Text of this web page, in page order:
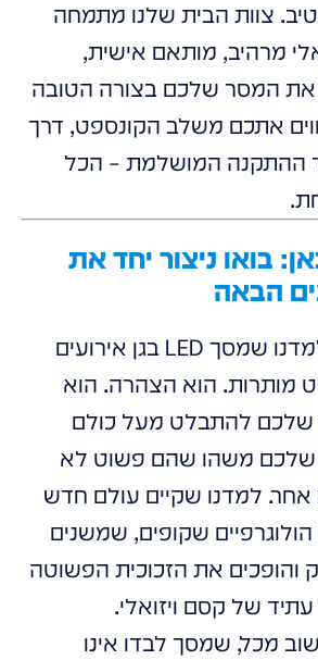
צוות הבית שלנו מתמחה
מרהיב, מותאם אישית,
המסר שלכם בצורה הטובה
אתכם משלב הקונספט, דרך
ההתקנה המושלמת – הכל
בואו ניצור יחד את
הבאה
אז מה למדנו? למדנו שמסך LED בגן אירועים
מותרות. הוא הצהרה. הוא
שלכם להתבלט מעל כולם
שלכם משהו שהם פשוט לא
אחר. למדנו שקיים עולם חדש
שקופים, שמשנים
את הזכוכית הפשוטה
של קסם ויזואלי.
מכל, שמסך לבדו אינו